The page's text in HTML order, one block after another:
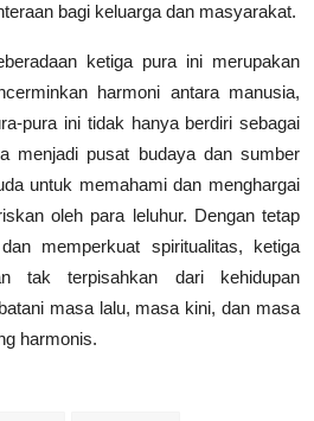
bagi keluarga dan masyarakat.
ketiga pura ini merupakan
harmoni antara manusia,
pura ini tidak hanya berdiri sebagai
menjadi pusat budaya dan sumber
untuk memahami dan menghargai
oleh para leluhur. Dengan tetap
memperkuat spiritualitas, ketiga
tak terpisahkan dari kehidupan
masa lalu, masa kini, dan masa
harmonis.